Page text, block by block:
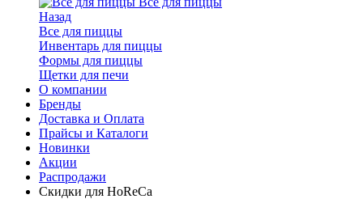
Назад
Все для пиццы
Инвентарь для пиццы
Формы для пиццы
Щетки для печи
О компании
Бренды
Доставка и Оплата
Прайсы и Каталоги
Новинки
Акции
Распродажи
Скидки для HoReCa